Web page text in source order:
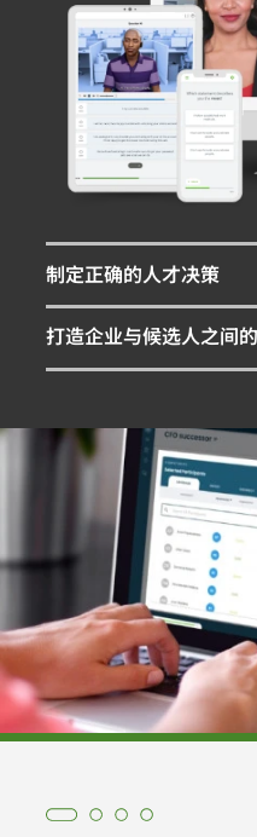
制定正确的人才决策
聘、发展和驱动决策注入
获得切实可行的人才洞察
打造企业与候选人之间
个性化测评反馈与发展报
敬业度与留任率。
打造引人入胜的交互式体